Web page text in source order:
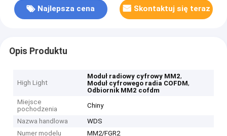
Najlepsza cena Skontaktuj się teraz
Opis Produktu
High Light
Moduł radiowy cyfrowy MM2,
Moduł cyfrowego radia COFDM,
Odbiornik MM2 cofdm
Miejsce
pochodzenia
Chiny
Nazwa handlowa
WDS
Numer modelu
MM2/FGR2